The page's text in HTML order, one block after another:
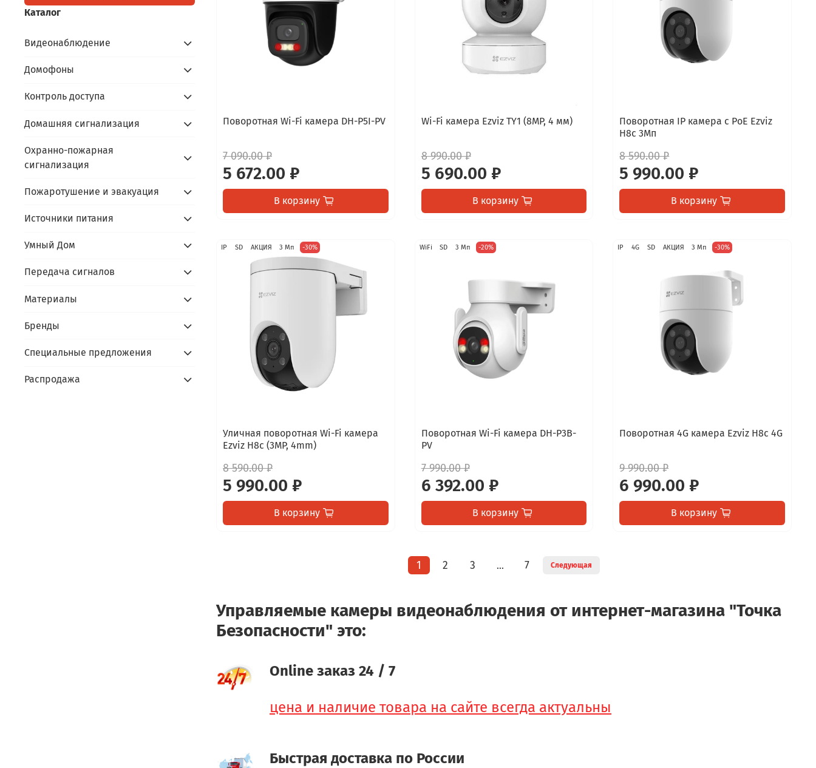
Поворотная Wi-Fi камера DH-P5I-PV
7 090.00 ₽
5 672.00 ₽
В корзину
Wi-Fi камера Ezviz TY1 (8MP, 4 мм)
8 990.00 ₽
5 690.00 ₽
В корзину
Поворотная IP камера c PoE Ezviz
H8c 3Мп
8 590.00 ₽
5 990.00 ₽
В корзину
IP SD АКЦИЯ 3 Мп -30%
Уличная поворотная Wi-Fi камера
Ezviz H8c (3MP, 4mm)
8 590.00 ₽
5 990.00 ₽
В корзину
WiFi SD 3 Мп -20%
Поворотная Wi-Fi камера DH-P3B-
PV
7 990.00 ₽
6 392.00 ₽
В корзину
IP 4G SD АКЦИЯ 3 Мп -30%
Поворотная 4G камера Ezviz H8c 4G
9 990.00 ₽
6 990.00 ₽
В корзину
1 2 3 … 7 Следующая
Управляемые камеры видеонаблюдения от интернет-магазина "Точка
Безопасности" это:
Online заказ 24 / 7
цена и наличие товара на сайте всегда актуальны
Быстрая доставка по России
Каталог
Видеонаблюдение
Домофоны
Контроль доступа
Домашняя сигнализация
Охранно-пожарная
сигнализация
Пожаротушение и эвакуация
Источники питания
Умный Дом
Передача сигналов
Материалы
Бренды
Специальные предложения
Распродажа